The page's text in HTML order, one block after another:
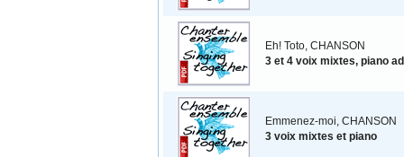
Eh! Toto, CHANSON
3 et 4 voix mixtes, piano
Emmenez-moi, CHANSON
3 voix mixtes et piano